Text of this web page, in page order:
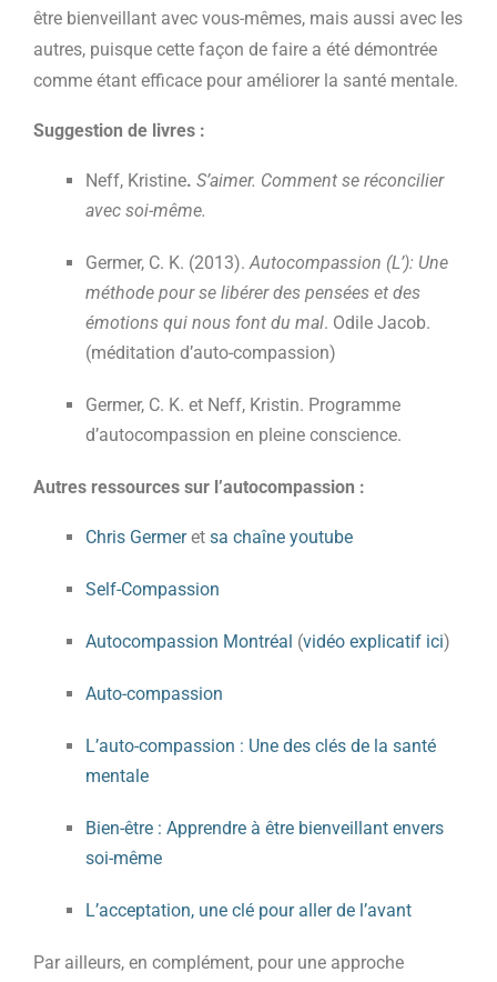
être bienveillant avec vous-mêmes, mais aussi avec les
autres, puisque cette façon de faire a été démontrée
comme étant efficace pour améliorer la santé mentale.
Suggestion de livres :
Neff, Kristine. S’aimer. Comment se réconcilier
avec soi-même.
Germer, C. K. (2013).Autocompassion (L’): Une
méthode pour se libérer des pensées et des
émotions qui nous font du mal. Odile Jacob.
(méditation d’auto-compassion)
Germer, C. K. et Neff, Kristin. Programme
d’autocompassion en pleine conscience.
Autres ressources sur l’autocompassion :
Chris Germeret sa chaîne youtube
Self-Compassion
Autocompassion Montréal (vidéo explicatif ici)
Auto-compassion
L’auto-compassion : Une des clés de la santé
mentale
Bien-être : Apprendre à être bienveillant envers
soi-même
L’acceptation, une clé pour aller de l’avant
Par ailleurs, en complément, pour une approche